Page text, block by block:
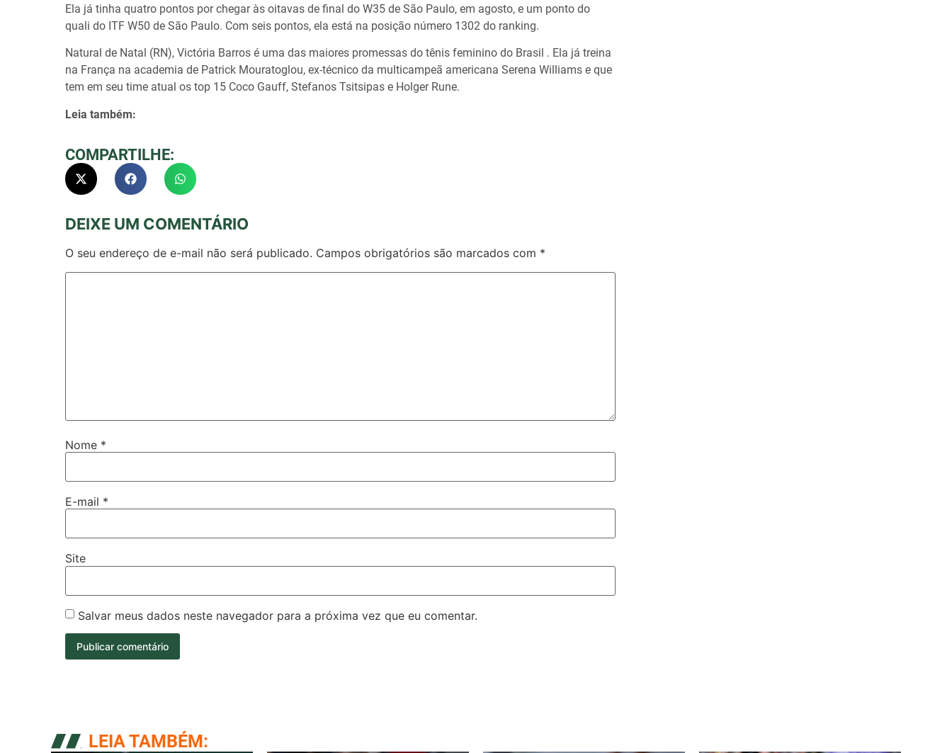
Ela já tinha quatro pontos por chegar às oitavas de final do W35 de São Paulo, em agosto, e um ponto do
quali do ITF W50 de São Paulo. Com seis pontos, ela está na posição número 1302 do ranking.
Natural de Natal (RN), Victória Barros é uma das maiores promessas do tênis feminino do Brasil . Ela já treina
na França na academia de Patrick Mouratoglou, ex-técnico da multicampeã americana Serena Williams e que
tem em seu time atual os top 15 Coco Gauff, Stefanos Tsitsipas e Holger Rune.
Leia também:
COMPARTILHE:
DEIXE UM COMENTÁRIO
O seu endereço de e-mail não será publicado. Campos obrigatórios são marcados com *
Nome *
E-mail *
Site
Salvar meus dados neste navegador para a próxima vez que eu comentar.
LEIA TAMBÉM: